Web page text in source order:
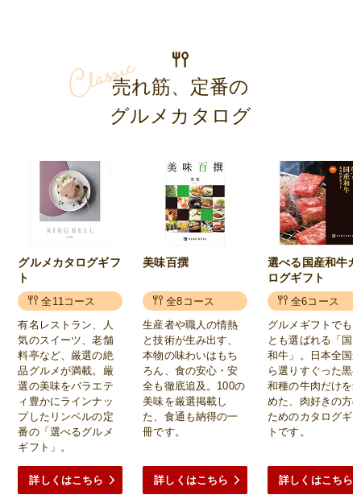
売れ筋、定番の
グルメカタログ
グルメカタログギフ
ト
全11コース
有名レストラン、人
気のスイーツ、老舗
料亭など、厳選の絶
品グルメが満載。厳
選の美味をバラエテ
ィ豊かにラインナッ
プしたリンベルの定
番の「選べるグルメ
ギフト」。
詳しくはこちら
美味百撰
全8コース
生産者や職人の情熱
と技術が生み出す、
本物の味わいはもち
ろん、食の安心・安
全も徹底追及。100の
美味を厳選掲載し
た、食通も納得の一
冊です。
詳しくはこちら
選べる国産和牛カ
ログギフト
全6コース
グルメギフトでも
とも選ばれる「国
和牛」。日本全国
ら選りすぐった黒
和種の牛肉だけを
めた、肉好きの方
ためのカタログギ
トです。
詳しくはこちら